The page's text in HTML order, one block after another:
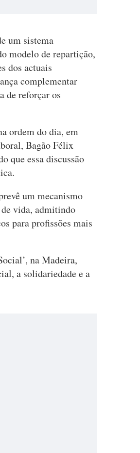
um sistema
modelo de repartição,
dos actuais
complementar
de reforçar os
ordem do dia, em
Bagão Félix
que essa discussão
um mecanismo
de vida, admitindo
para profissões mais
na Madeira,
a solidariedade e a